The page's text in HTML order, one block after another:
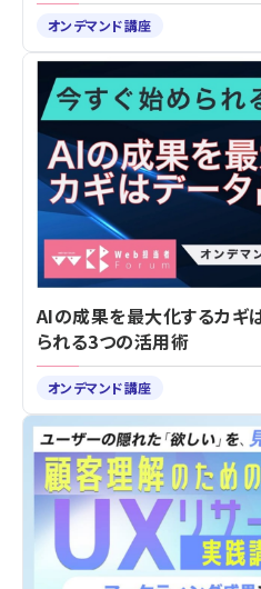
オンデマンド講座
AIの成果を最大化するカギ
られる3つの活用術
オンデマンド講座